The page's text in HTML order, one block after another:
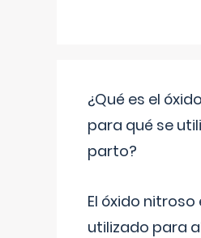
¿Qué es el
para qué se
parto?
El óxido nitroso
utilizado para